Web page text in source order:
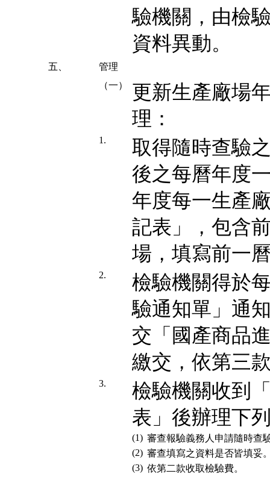
驗機關，由檢
資料異動。
五、
管理
（一）
更新生產廠場
理：
1.
取得隨時查驗
後之每曆年度
年度每一生產
記表」，包含
場，填寫前一
2.
檢驗機關得於
驗通知單」通
交「國產商品
繳交，依第三
3.
檢驗機關收到
表」後辦理下
(1) 審查報驗義務人申請隨時查
(2) 審查填寫之資料是否皆填妥
(3) 依第二款收取檢驗費。